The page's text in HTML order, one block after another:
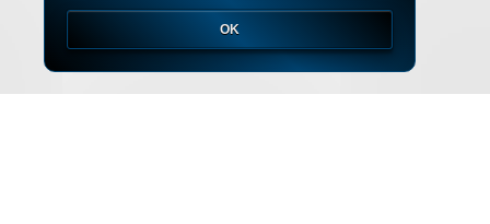
OK